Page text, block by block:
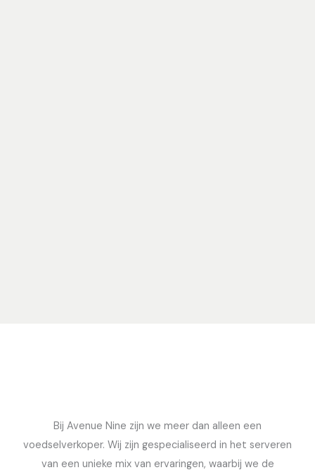
Bij Avenue Nine zijn we meer dan alleen een
voedselverkoper. Wij zijn gespecialiseerd in het serveren
van een unieke mix van ervaringen, waarbij we de